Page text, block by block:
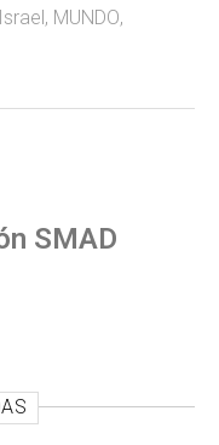
Israel , MUNDO,
SMAD